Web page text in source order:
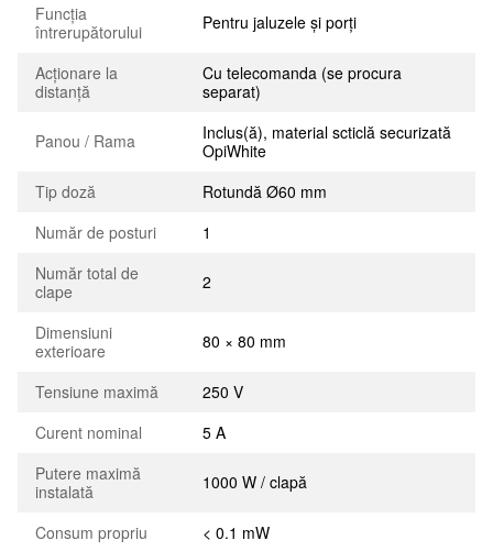
Funcția
întrerupătorului
Pentru jaluzele și porți
Acționare la
distanță
Cu telecomanda (se procura
separat)
Panou / Rama
Inclus(ă), material scticlă securizată
OpiWhite
Tip doză
Rotundă Ø60 mm
Număr de posturi
1
Număr total de
clape
2
Dimensiuni
exterioare
80 × 80 mm
Tensiune maximă
250 V
Curent nominal
5 A
Putere maximă
instalată
1000 W / clapă
Consum propriu < 0.1 mW